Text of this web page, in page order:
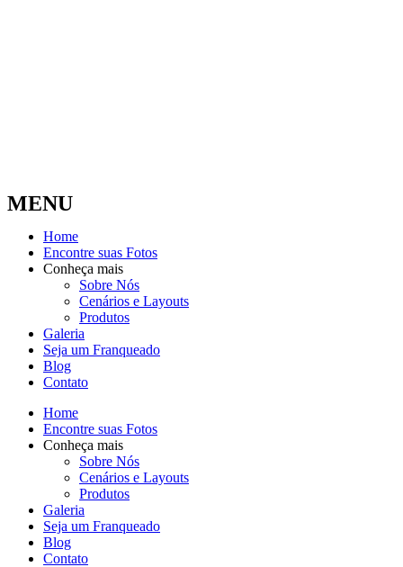
MENU
Home
Encontre suas Fotos
Conheça mais
Sobre Nós
Cenários e Layouts
Produtos
Galeria
Seja um Franqueado
Blog
Contato
Home
Encontre suas Fotos
Conheça mais
Sobre Nós
Cenários e Layouts
Produtos
Galeria
Seja um Franqueado
Blog
Contato